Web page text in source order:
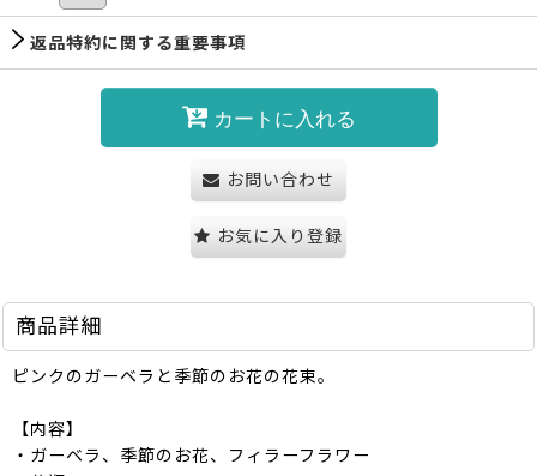
返品特約に関する重要事項
カートに入れる
お問い合わせ
お気に入り登録
商品詳細
ピンクのガーベラと季節のお花の花束。
【内容】
・ガーベラ、季節のお花、フィラーフラワー